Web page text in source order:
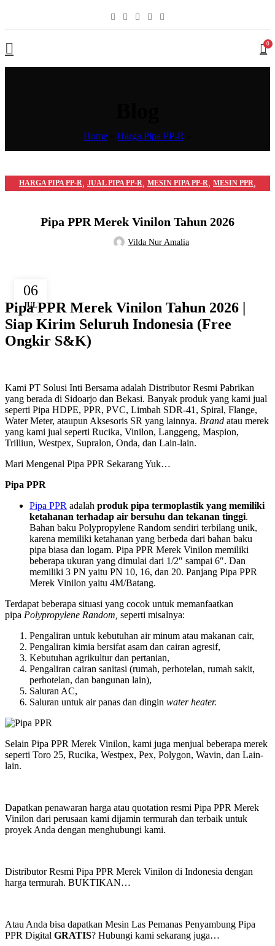
0
Home Harga Pipa PP-R
HARGA PIPA PP-R, JUAL PIPA PP-R, MESIN PIPA PP-R, MESIN PPR,
Pipa PPR Merek Vinilon Tahun 2026
Vilda Nur Amalia
06
JUL
Pipa PPR Merek Vinilon Tahun 2026 |
Siap Kirim Seluruh Indonesia (Free
Ongkir S&K)
Kami PT Solusi Inti Bersama adalah Distributor Resmi Pabrikan
yang berada di Sidoarjo dan Bekasi. Banyak produk yang kami jual
seperti Pipa HDPE, PPR, PVC, Limbah SDR-41, Spiral, Flange,
Water Meter, ataupun Aksesoris SR yang lainnya. Brand atau merek
yang kami jual seperti Rucika, Vinilon, Langgeng, Maspion,
Trilliun, Westpex, Supralon, Onda, dan Lain-lain.
Mari Mengenal Pipa PPR Sekarang Yuk…
Pipa PPR
Pipa PPR adalah produk pipa termoplastik yang memiliki
ketahanan terhadap air bersuhu dan tekanan tinggi.
Bahan baku Polypropylene Random sendiri terbilang unik,
karena memiliki ketahanan yang berbeda dari bahan baku
pipa biasa dan logam. Pipa PPR Merek Vinilon memiliki
beberapa ukuran yang dimulai dari 1/2″ sampai 6″. Dan
memiliki 3 PN yaitu PN 10, 16, dan 20. Panjang Pipa PPR
Merek Vinilon yaitu 4M/Batang.
Terdapat beberapa situasi yang cocok untuk memanfaatkan
pipa Polypropylene Random, seperti misalnya:
Pengaliran untuk kebutuhan air minum atau makanan cair,
Pengaliran kimia bersifat asam dan cairan agresif,
Kebutuhan agrikultur dan pertanian,
Pengaliran cairan sanitasi (rumah, perhotelan, rumah sakit,
perhotelan, dan bangunan lain),
Saluran AC,
Saluran untuk air panas dan dingin water heater.
Selain Pipa PPR Merek Vinilon, kami juga menjual beberapa merek
seperti Toro 25, Rucika, Westpex, Pex, Polygon, Wavin, dan Lain-
lain.
Dapatkan penawaran harga atau quotation resmi Pipa PPR Merek
Vinilon dari perusaan kami dijamin termurah dan terbaik untuk
proyek Anda dengan menghubungi kami.
Distributor Resmi Pipa PPR Merek Vinilon di Indonesia dengan
harga termurah. BUKTIKAN…
Atau Anda bisa dapatkan Mesin Las Pemanas Penyambung Pipa
PPR Digital GRATIS? Hubungi kami sekarang juga…